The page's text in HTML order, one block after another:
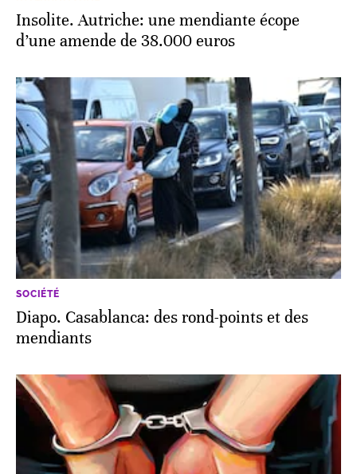
Insolite. Autriche: une mendiante écope
d’une amende de 38.000 euros
SOCIÉTÉ
Diapo. Casablanca: des rond-points et des
mendiants